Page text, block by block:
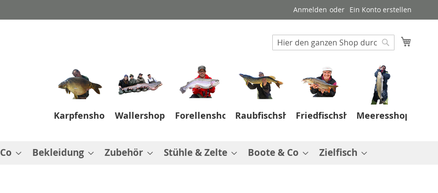
Anmelden Ein Konto erstellen
Suche
Suche
Karpfenshop Wallershop Forellenshop RaubfischshopFriedfischshopMeeresshop
Bekleidung Zubehör Stühle & Zelte Boote & Co Zielfisch